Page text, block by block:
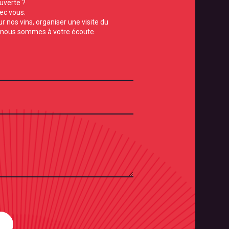
?
vous.
nos vins, organiser une visite du
sommes à votre écoute.